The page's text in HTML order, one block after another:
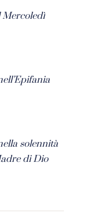
Mercoledì
solennità
di Dio